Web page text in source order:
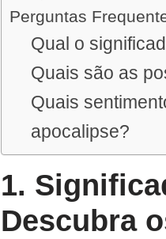
Perguntas
Qual o
Quais são as
Quais
apocalipse?
1.
Descubra